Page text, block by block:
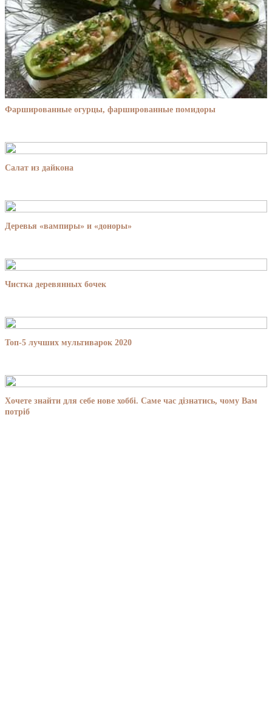
Фаршированные огурцы, фаршированные помидоры
Салат из дайкона
Деревья «вампиры» и «доноры»
Чистка деревянных бочек
Топ-5 лучших мультиварок 2020
Хочете знайти для себе нове хоббі. Саме час дізнатись, чому Вам
потріб